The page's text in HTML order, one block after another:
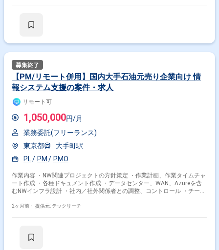
ください▼ 【必須要件】 ・20～30代までの方、活躍中！ ・社会人経験必
【PM/リモート併用】国内大手石油元売り企業向け 情
報システム支援の案件・求人
リモート可
1,050,000円/月
業務委託(フリーランス)
東京都
大手町駅
PL
PM PMO
作業内容 ・NW関連プロジェクトの方針策定 ・作業計画、作業タイムチャ
ート作成 ・各種ドキュメント作成 ・データセンター、WAN、Azureを含
むNWインフラ設計 ・社内／社外関係者との調整、コントロール ・チーム
語・ツール)】： ・Cisco ・WAN ・Azure ・AWS ※当案件におきまして
ーダーを目指す方歓迎 ＝＝＝＝＝ ※重要※ ▼必ずお読みください▼ 【必須
2ヶ月前・ 提供元: テックリーチ